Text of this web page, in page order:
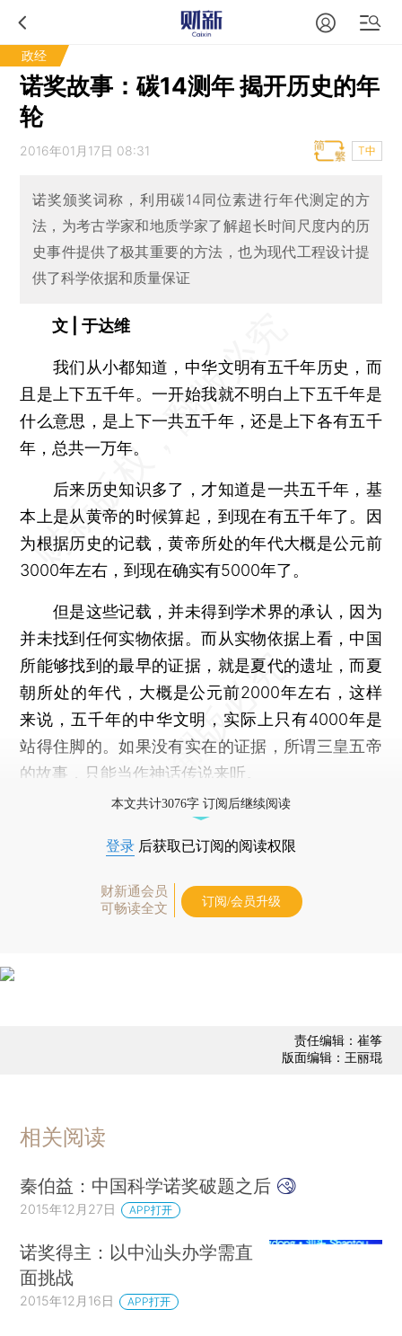
政经
诺奖故事：碳14测年 揭开历史的年
轮
2016年01月17日 08:31 T中
诺奖颁奖词称，利用碳14同位素进行年代测定的方
法，为考古学家和地质学家了解超长时间尺度内的历
史事件提供了极其重要的方法，也为现代工程设计提
供了科学依据和质量保证
文 | 于达维
我们从小都知道，中华文明有五千年历史，而
且是上下五千年。一开始我就不明白上下五千年是
什么意思，是上下一共五千年，还是上下各有五千
年，总共一万年。
后来历史知识多了，才知道是一共五千年，基
本上是从黄帝的时候算起，到现在有五千年了。因
为根据历史的记载，黄帝所处的年代大概是公元前
3000年左右，到现在确实有5000年了。
但是这些记载，并未得到学术界的承认，因为
并未找到任何实物依据。而从实物依据上看，中国
所能够找到的最早的证据，就是夏代的遗址，而夏
朝所处的年代，大概是公元前2000年左右，这样
来说，五千年的中华文明，实际上只有4000年是
站得住脚的。如果没有实在的证据，所谓三皇五帝
的故事，只能当作神话传说来听。
本文共计3076字 订阅后继续阅读
登录 后获取已订阅的阅读权限
财新通会员
可畅读全文
订阅/会员升级
责任编辑：崔筝
版面编辑：王丽琨
相关阅读
秦伯益：中国科学诺奖破题之后
2015年12月27日 APP打开
诺奖得主：以中汕头办学需直
面挑战
2015年12月16日 APP打开